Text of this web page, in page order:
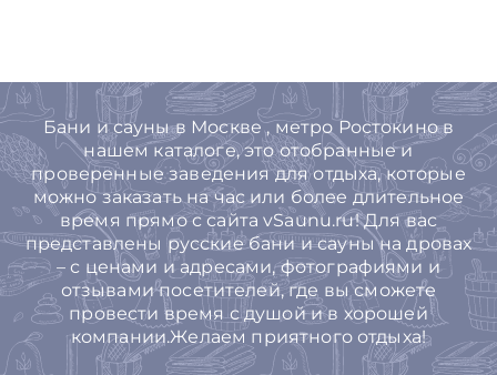
Бани и сауны в Москве , метро Ростокино в
нашем каталоге, это отобранные и
проверенные заведения для отдыха, которые
можно заказать на час или более длительное
время прямо с сайта vSaunu.ru! Для вас
представлены русские бани и сауны на дровах
– с ценами и адресами, фотографиями и
отзывами посетителей, где вы сможете
провести время с душой и в хорошей
компании.Желаем приятного отдыха!